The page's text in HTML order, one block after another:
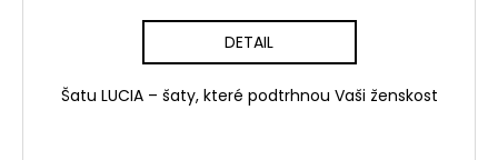
DETAIL
Šatu LUCIA – šaty, které podtrhnou Vaši ženskost